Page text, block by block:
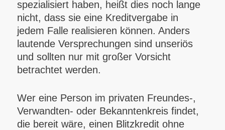
spezialisiert haben, heißt dies noch lange
nicht, dass sie eine Kreditvergabe in
jedem Falle realisieren können. Anders
lautende Versprechungen sind unseriös
und sollten nur mit großer Vorsicht
betrachtet werden.
Wer eine Person im privaten Freundes-,
Verwandten- oder Bekanntenkreis findet,
die bereit wäre, einen Blitzkredit ohne